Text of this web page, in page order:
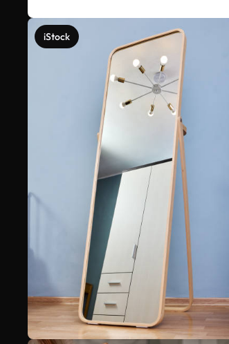
iStock